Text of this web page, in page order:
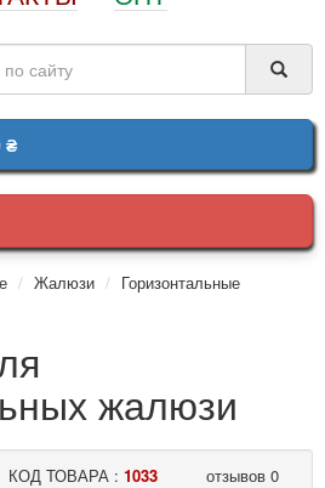
₴
Жалюзи
Горизонтальные
жалюзи
КОД ТОВАРА : 1033 отзывов 0